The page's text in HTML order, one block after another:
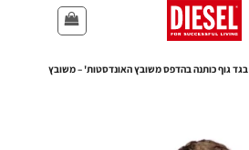
בגד גוף כותנה בהדפס משובץ האונדסטות' – משובץ